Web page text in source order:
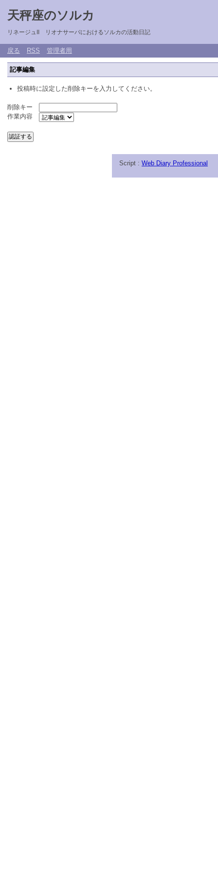
天秤座のソルカ
リネージュII リオナサーバにおけるソルカの活動日記
戻る RSS 管理者用
記事編集
投稿時に設定した削除キーを入力してください。
削除キー
作業内容
Script : Web Diary Professional